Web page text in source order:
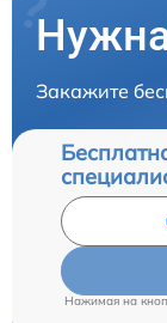
Закажите
Нажимая на